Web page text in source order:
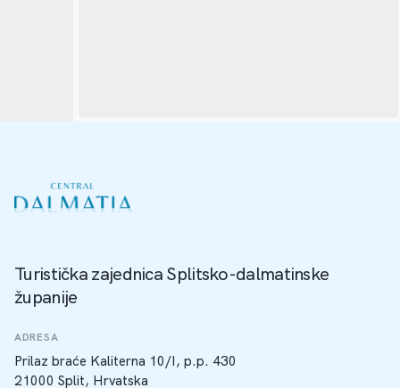
Turistička zajednica Splitsko-dalmatinske
županije
ADRESA
Prilaz braće Kaliterna 10/I, p.p. 430
21000 Split, Hrvatska